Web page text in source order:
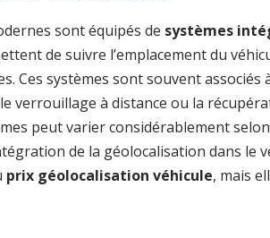
sont équipés de systèmes
de suivre l’emplacement du
Ces systèmes sont souvent
verrouillage à distance ou la
peut varier considérablement
de la géolocalisation dans le
prix géolocalisation véhicule, mais